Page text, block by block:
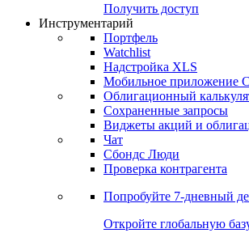
Получить доступ
Инструментарий
Портфель
Watchlist
Надстройка XLS
Мобильное приложение
Облигационный
Сохраненные запросы
Виджеты акций и
Чат
Сбондс Люди
Проверка контрагента
Попробуйте 7-дневный
Откройте глобальную